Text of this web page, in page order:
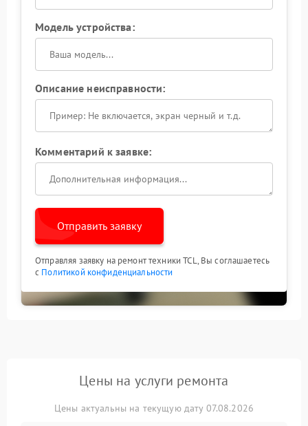
Модель устройства:
Описание неисправности:
Комментарий к заявке:
Отправить заявку
Отправляя заявку на ремонт техники TCL, Вы соглашаетесь
с Политикой конфиденциальности
Цены на услуги ремонта
Цены актуальны на текущую дату 07.08.2026